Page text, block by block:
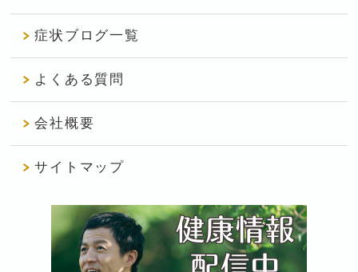
症状ブログ一覧
よくある質問
会社概要
サイトマップ